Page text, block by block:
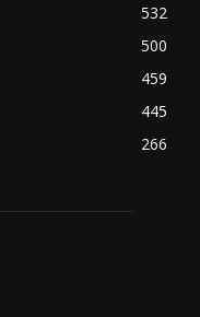
532
500
459
445
266